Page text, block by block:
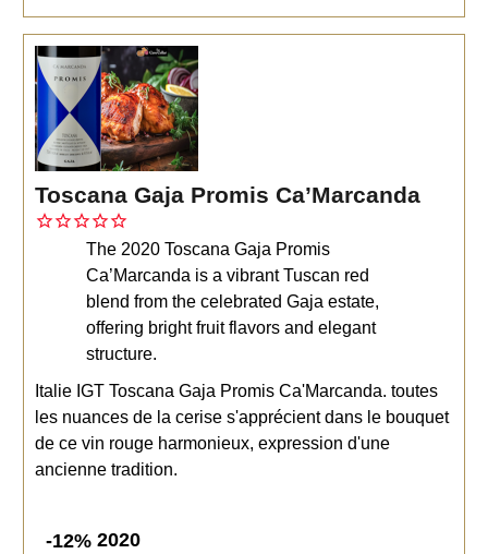
Toscana Gaja Promis Ca’Marcanda
The 2020 Toscana Gaja Promis
Ca’Marcanda is a vibrant Tuscan red
blend from the celebrated Gaja estate,
offering bright fruit flavors and elegant
structure.
Italie IGT Toscana Gaja Promis Ca'Marcanda. toutes
les nuances de la cerise s'apprécient dans le bouquet
de ce vin rouge harmonieux, expression d'une
ancienne tradition.
-12% 2020